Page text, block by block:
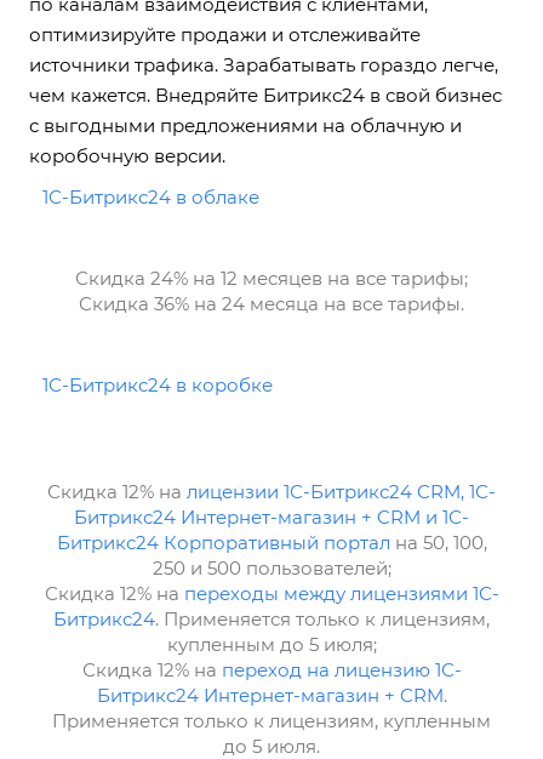
оптимизируйте продажи и отслеживайте
источники трафика. Зарабатывать гораздо легче,
чем кажется. Внедряйте Битрикс24 в свой бизнес
с выгодными предложениями на облачную и
коробочную версии.
1С-Битрикс24 в облаке
Скидка 24% на 12 месяцев на все тарифы;
Скидка 36% на 24 месяца на все тарифы.
1С-Битрикс24 в коробке
Скидка 12% на лицензии 1С-Битрикс24 CRM, 1С-
Битрикс24 Интернет-магазин + CRM и 1С-
Битрикс24 Корпоративный портал на 50, 100,
250 и 500 пользователей;
Скидка 12% на переходы между лицензиями 1С-
Битрикс24. Применяется только к лицензиям,
купленным до 5 июля;
Скидка 12% на переход на лицензию 1С-
Битрикс24 Интернет-магазин + CRM.
Применяется только к лицензиям, купленным
до 5 июля.